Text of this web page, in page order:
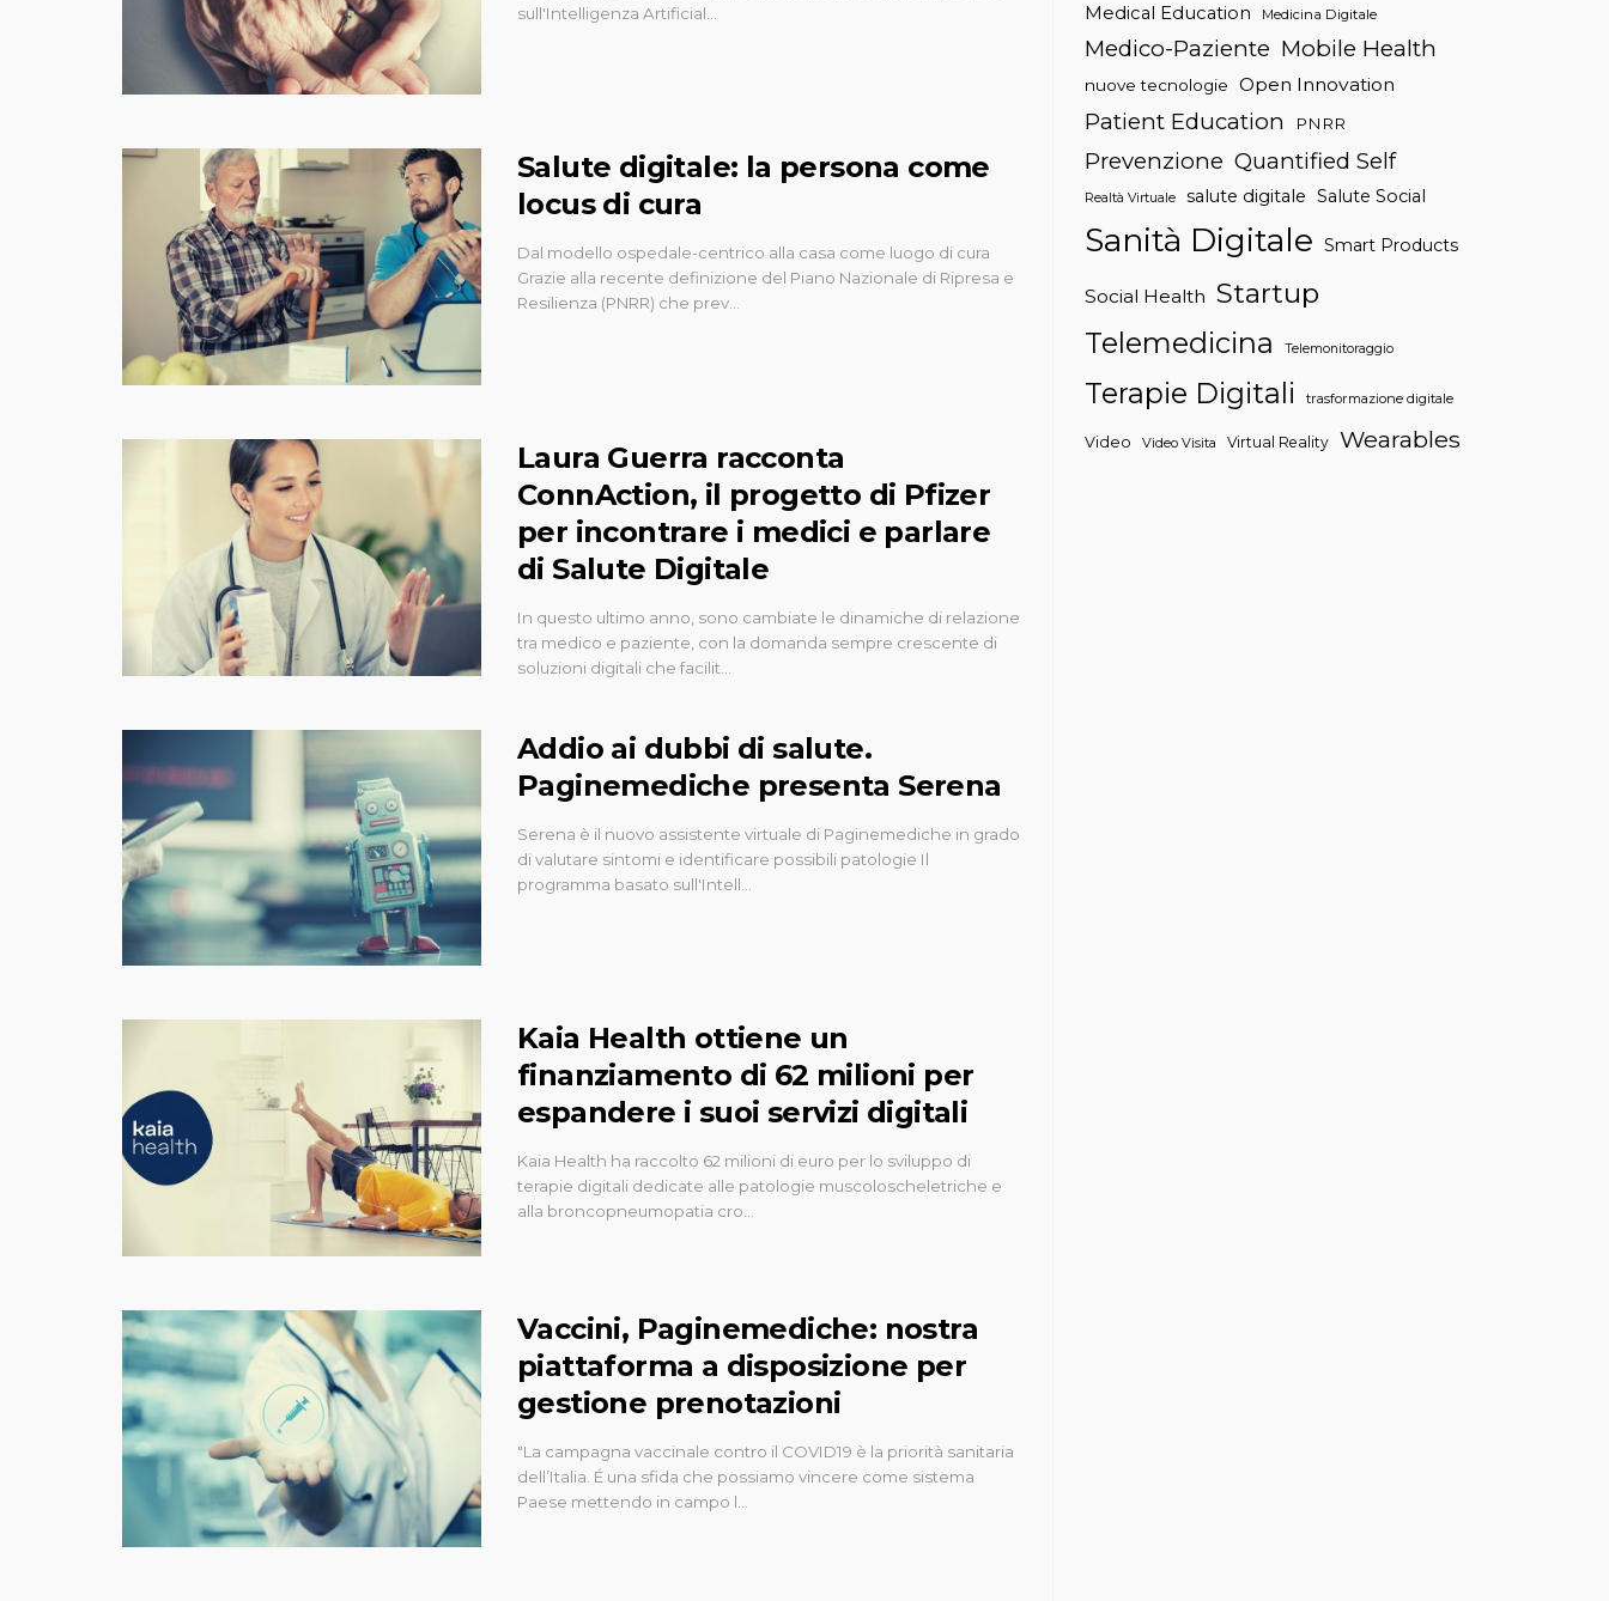
sull'Intelligenza Artificial…
Salute digitale: la persona come
locus di cura
Dal modello ospedale-centrico alla casa come luogo di cura
Grazie alla recente definizione del Piano Nazionale di Ripresa e
Resilienza (PNRR) che prev…
Laura Guerra racconta
ConnAction, il progetto di Pfizer
per incontrare i medici e parlare
di Salute Digitale
In questo ultimo anno, sono cambiate le dinamiche di relazione
tra medico e paziente, con la domanda sempre crescente di
soluzioni digitali che facilit…
Addio ai dubbi di salute.
Paginemediche presenta Serena
Serena è il nuovo assistente virtuale di Paginemediche in grado
di valutare sintomi e identificare possibili patologie Il
programma basato sull'Intell…
Kaia Health ottiene un
finanziamento di 62 milioni per
espandere i suoi servizi digitali
Kaia Health ha raccolto 62 milioni di euro per lo sviluppo di
terapie digitali dedicate alle patologie muscoloscheletriche e
alla broncopneumopatia cro…
Vaccini, Paginemediche: nostra
piattaforma a disposizione per
gestione prenotazioni
"La campagna vaccinale contro il COVID19 è la priorità sanitaria
dell’Italia. É una sfida che possiamo vincere come sistema
Paese mettendo in campo l…
Medical Education Medicina Digitale
Medico-Paziente Mobile Health
nuove tecnologie Open Innovation
Patient Education PNRR
Prevenzione Quantified Self
Realtà Virtuale salute digitale Salute Social
Sanità Digitale Smart Products
Social Health Startup
Telemedicina Telemonitoraggio
Terapie Digitali trasformazione digitale
Video Video Visita Virtual Reality Wearables